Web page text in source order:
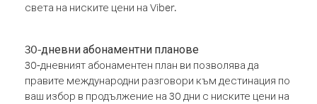
света на ниските цени на Viber.
30-дневни абонаментни планове
30-дневният абонаментен план ви позволява да
правите международни разговори към дестинация по
ваш избор в продължение на 30 дни с ниските цени на